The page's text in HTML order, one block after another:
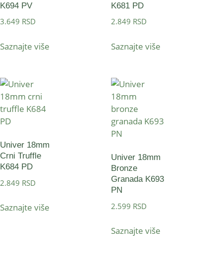
K694 PV
3.649 RSD
Saznajte više
K681 PD
2.849 RSD
Saznajte više
Univer 18mm
Crni Truffle
K684 PD
2.849 RSD
Saznajte više
Univer 18mm
Bronze
Granada K693
PN
2.599 RSD
Saznajte više